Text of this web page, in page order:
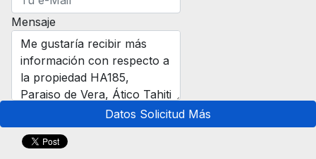
Mensaje
Datos Solicitud Más